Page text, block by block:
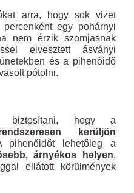
arra, hogy sok vizet
egy pohárnyi
nem érzik szomjasnak
elvesztett ásványi
és a pihenőidő
pótolni.
biztosítani, hogy a
kerüljön
pihenőidőt lehetőleg a
árnyékos helyen,
ellátott körülmények